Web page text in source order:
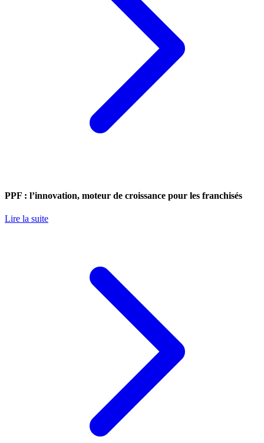
PPF : l’innovation, moteur de croissance pour les franchisés
Lire la suite